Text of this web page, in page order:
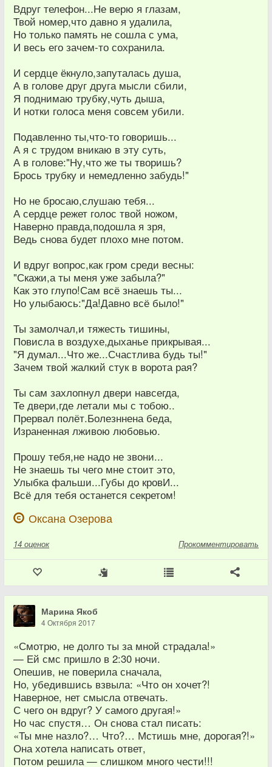
Вдруг телефон...Не верю я глазам,
Твой номер,что давно я удалила,
Но только память не сошла с ума,
И весь его зачем-то сохранила.
И сердце ёкнуло,запуталась душа,
А в голове друг друга мысли сбили,
Я поднимаю трубку,чуть дыша,
И нотки голоса меня совсем убили.
Подавленно ты,что-то говоришь...
А я с трудом вникаю в эту суть,
А в голове:"Ну,что же ты творишь?
Брось трубку и немедленно забудь!"
Но не бросаю,слушаю тебя...
А сердце режет голос твой ножом,
Наверно правда,подошла я зря,
Ведь снова будет плохо мне потом.
И вдруг вопрос,как гром среди весны:
"Скажи,а ты меня уже забыла?"
Как это глупо!Сам всё знаешь ты...
Но улыбаюсь:"Да!Давно всё было!"
Ты замолчал,и тяжесть тишины,
Повисла в воздухе,дыханье прикрывая...
"Я думал...Что же...Счастлива будь ты!"
Зачем твой жалкий стук в ворота рая?
Ты сам захлопнул двери навсегда,
Те двери,где летали мы с тобою..
Прервал полёт.Болезннена беда,
Израненная лживою любовью.
Прошу тебя,не надо не звони...
Не знаешь ты чего мне стоит это,
Улыбка фальши...Губы до кровИ...
Всё для тебя останется секретом!
Оксана Озерова
14 оценок Прокомментировать
Марина Якоб
4 Октября 2017
«Смотрю, не долго ты за мной страдала!»
— Ей смс пришло в 2:30 ночи.
Опешив, не поверила сначала,
Но, убедившись взвыла: «Что он хочет?!
Наверное, нет смысла отвечать.
С чего он вдруг? У самого другая!»
Но час спустя… Он снова стал писать:
«Ты мне назло?… Что?… Мстишь мне, дорогая?!»
Она хотела написать ответ,
Потом решила — слишком много чести!!!